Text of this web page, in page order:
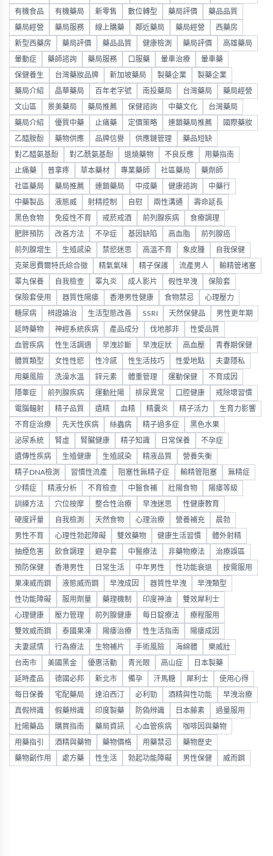
有機食品 有機藥局 新零售 數位轉型 藥局評價 藥品品質
藥局經營 藥局服務 線上購藥 鄰近藥局 藥局經營 西藥房
新型西藥房 藥局評價 藥品品質 健康檢測 藥局評價 高雄藥局
暈動症 藥師諮詢 藥局服務 口服藥 暈車治療 暈車藥
保健養生 台灣藥妝品牌 新加坡藥局 製藥企業 製藥企業
藥局介紹 晶華藥局 百年老字號 南投藥局 台灣藥局 藥局經營
文山區 景美藥局 藥局推薦 保健諮詢 中藥文化 台灣藥局
藥局介紹 優質中藥 止痛藥 定價策略 連鎖藥局推薦 國際藥妝
乙醯胺酚 藥物供應 品牌信譽 供應鏈管理 藥品短缺
對乙醯氨基酚 對乙酰氨基酚 退燒藥物 不良反應 用藥指南
止痛藥 普拿疼 草本藥材 專業藥師 社區藥局 藥劑師
社區藥局 藥局推薦 連鎖藥局 中成藥 健康諮詢 中藥行
中藥製品 液態威 射精控制 自慰 兩性溝通 壽命延長
黑色食物 免疫性不育 戒菸戒酒 前列腺疾病 食療調理
肥胖預防 改善方法 不孕症 基因缺陷 高血脂 前列腺癌
前列腺增生 生殖感染 禁慾迷思 高溫不育 象皮腫 自我保健
克萊恩費爾特氏綜合徵 精氣氣味 精子保護 流產男人 輸精管堵塞
睪丸保養 自我檢查 睪丸炎 成人影片 假性早洩 保險套
保險套使用 器質性陽痿 香港男性健康 食物禁忌 心理壓力
糖尿病 辨證論治 生活型態改善 SSRI 天然保健品 男性更年期
延時藥物 神經系統疾病 產品成分 伐地那非 性愛品質
血管疾病 性生活調適 早洩診斷 早洩症狀 高血壓 青春期保健
體質類型 女性性慾 性冷感 性生活技巧 性愛地點 夫妻隱私
用藥風險 洗澡水溫 鋅元素 體重管理 運動保健 不育成因
隱睾症 前列腺疾病 運動壯陽 排尿異常 口腔健康 戒除壞習慣
電腦輻射 精子品質 遺精 血精 精囊炎 精子活力 生育力影響
不育症治療 先天性疾病 絲蟲病 精子過多症 黑色水果
泌尿系統 腎虛 腎臟健康 精子知識 日常保養 不孕症
遺傳性疾病 生殖健康 生殖感染 精液品質 營養失衡
精子DNA檢測 習慣性流產 阻塞性無精子症 輸精管阻塞 無精症
少精症 精液分析 不育檢查 中醫食補 壯陽食物 陽痿等級
訓練方法 穴位按摩 整合性治療 早洩迷思 性健康教育
硬度評量 自我檢測 天然食物 心理治療 營養補充 晨勃
男性不育 心理性勃起障礙 雙效藥物 健康生活習慣 體外射精
抽煙危害 飲食調理 避孕套 中醫療法 非藥物療法 治療誤區
預防保健 香港男性 日常生活 中年男性 性功能衰退 按需服用
果凍威而鋼 液態威而鋼 早洩成因 器質性早洩 早洩類型
性功能障礙 服用劑量 藥理機制 印度神油 雙效犀利士
心理健康 壓力管理 前列腺健康 每日錠療法 療程服用
雙效威而鋼 泰國果凍 陽痿治療 性生活指南 陽痿成因
夫妻感情 行為療法 生物補片 手術風險 海綿體 樂威壯
台南市 美國黑金 優惠活動 青光眼 高山症 日本製藥
延時產品 德國必邦 新北市 備孕 汗馬糖 犀利士 使用心得
每日保養 宅配藥局 達泊西汀 必利勁 酒精與性功能 早洩治療
真假辨識 假藥辨識 印度製藥 防偽辨識 日本藤素 過量服用
壯陽藥品 購買指南 藥局資訊 心血管疾病 咖啡因與藥物
用藥指引 酒精與藥物 藥物價格 用藥禁忌 藥物歷史
藥物副作用 處方藥 性生活 勃起功能障礙 男性保健 威而鋼